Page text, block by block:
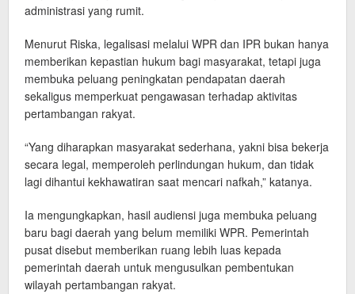
administrasi yang rumit.
Menurut Riska, legalisasi melalui WPR dan IPR bukan hanya
memberikan kepastian hukum bagi masyarakat, tetapi juga
membuka peluang peningkatan pendapatan daerah
sekaligus memperkuat pengawasan terhadap aktivitas
pertambangan rakyat.
“Yang diharapkan masyarakat sederhana, yakni bisa bekerja
secara legal, memperoleh perlindungan hukum, dan tidak
lagi dihantui kekhawatiran saat mencari nafkah,” katanya.
Ia mengungkapkan, hasil audiensi juga membuka peluang
baru bagi daerah yang belum memiliki WPR. Pemerintah
pusat disebut memberikan ruang lebih luas kepada
pemerintah daerah untuk mengusulkan pembentukan
wilayah pertambangan rakyat.